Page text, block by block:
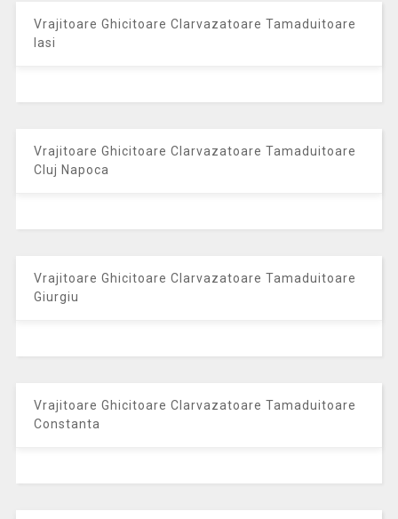
Vrajitoare Ghicitoare Clarvazatoare Tamaduitoare
Iasi
Vrajitoare Ghicitoare Clarvazatoare Tamaduitoare
Cluj Napoca
Vrajitoare Ghicitoare Clarvazatoare Tamaduitoare
Giurgiu
Vrajitoare Ghicitoare Clarvazatoare Tamaduitoare
Constanta